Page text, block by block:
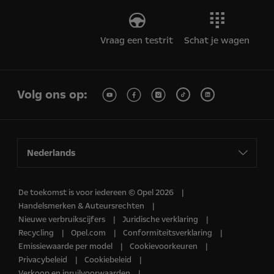
Vraag een testrit Schat je wagen
Volg ons op:
Nederlands
De toekomst is voor iedereen © Opel 2026
Handelsmerken & Auteursrechten
Nieuwe verbruikscijfers
Juridische verklaring
Recycling
Opel.com
Conformiteitsverklaring
Emissiewaarde per model
Cookievoorkeuren
Privacybeleid
Cookiebeleid